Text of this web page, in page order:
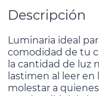
Descripción
Luminaria ideal
comodidad de tu
la cantidad de luz
lastimen al leer
molestar a